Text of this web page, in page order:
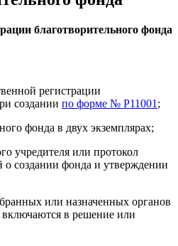
благотворительного фонда
регистрации
создании по форме № Р11001 ;
фонда в двух экземплярах;
учредителя или протокол
о создании фонда и утверждении
или назначенных органов
в решение или